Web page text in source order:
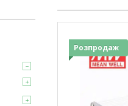
Розпродаж